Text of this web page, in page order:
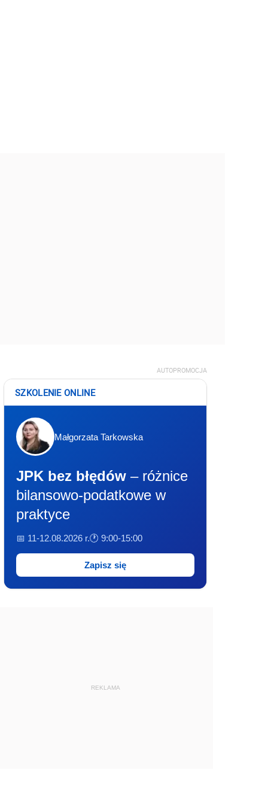
AUTOPROMOCJA
SZKOLENIE ONLINE
Małgorzata Tarkowska
JPK bez błędów – różnice
bilansowo-podatkowe w
praktyce
📅 11-12.08.2026 r.🕐 9:00-15:00
Zapisz się
REKLAMA